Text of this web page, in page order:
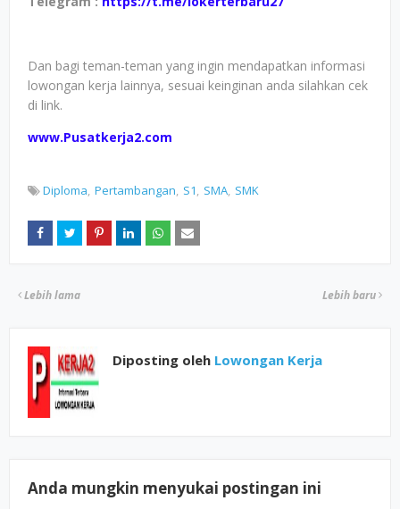
Dan bagi teman-teman yang ingin mendapatkan informasi
lowongan kerja lainnya, sesuai keinginan anda silahkan cek
di link.
www.Pusatkerja2.com
Diploma Pertambangan S1 SMA SMK
Lebih baru
Lebih lama
Diposting oleh Lowongan Kerja
Anda mungkin menyukai postingan ini